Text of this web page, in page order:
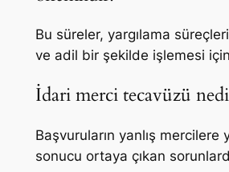
Bu süreler, yargılama
ve adil bir şekilde işlemesi
İdari merci tecavüzü
Başvuruların yanlış mercilere
sonucu ortaya çıkan